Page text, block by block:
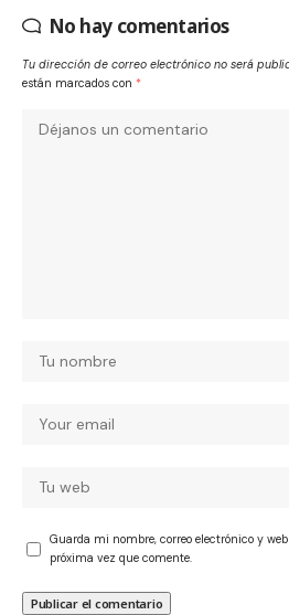
No hay comentarios
Tu dirección de correo electrónico no será
están marcados con *
Guarda mi nombre, correo electrónico y
próxima vez que comente.